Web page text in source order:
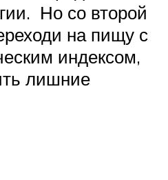
Но со второй
на пищу с
индексом,
лишние